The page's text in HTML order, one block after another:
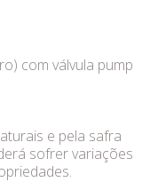
com válvula pump
e pela safra
sofrer variações